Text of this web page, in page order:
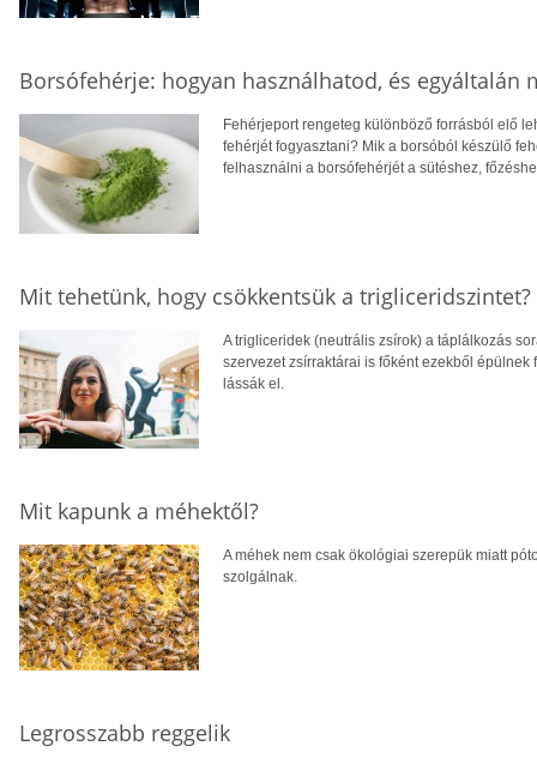
Borsófehérje: hogyan használhatod, és egyáltalán
Fehérjeport rengeteg különböző forrásból elő
fehérjét fogyasztani? Mik a borsóból készülő
felhasználni a borsófehérjét a sütéshez,
Mit tehetünk, hogy csökkentsük a trigliceridszintet?
A trigliceridek (neutrális zsírok) a táplálkozás
szervezet zsírraktárai is főként ezekből
lássák el.
Mit kapunk a méhektől?
A méhek nem csak ökológiai szerepük miatt
szolgálnak.
Legrosszabb reggelik